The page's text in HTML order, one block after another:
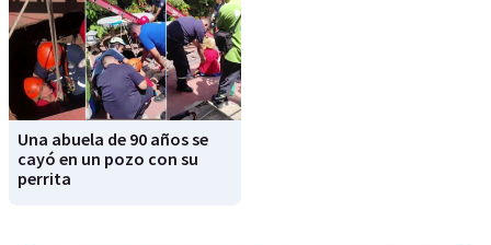
Una abuela de 90 años se
cayó en un pozo con su
perrita